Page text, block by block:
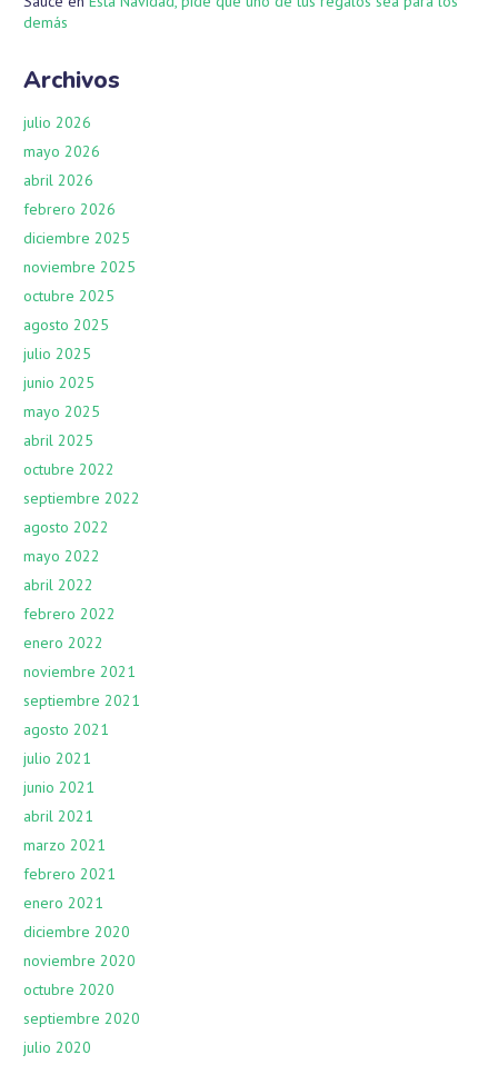
demás
Archivos
julio 2026
mayo 2026
abril 2026
febrero 2026
diciembre 2025
noviembre 2025
octubre 2025
agosto 2025
julio 2025
junio 2025
mayo 2025
abril 2025
octubre 2022
septiembre 2022
agosto 2022
mayo 2022
abril 2022
febrero 2022
enero 2022
noviembre 2021
septiembre 2021
agosto 2021
julio 2021
junio 2021
abril 2021
marzo 2021
febrero 2021
enero 2021
diciembre 2020
noviembre 2020
octubre 2020
septiembre 2020
julio 2020